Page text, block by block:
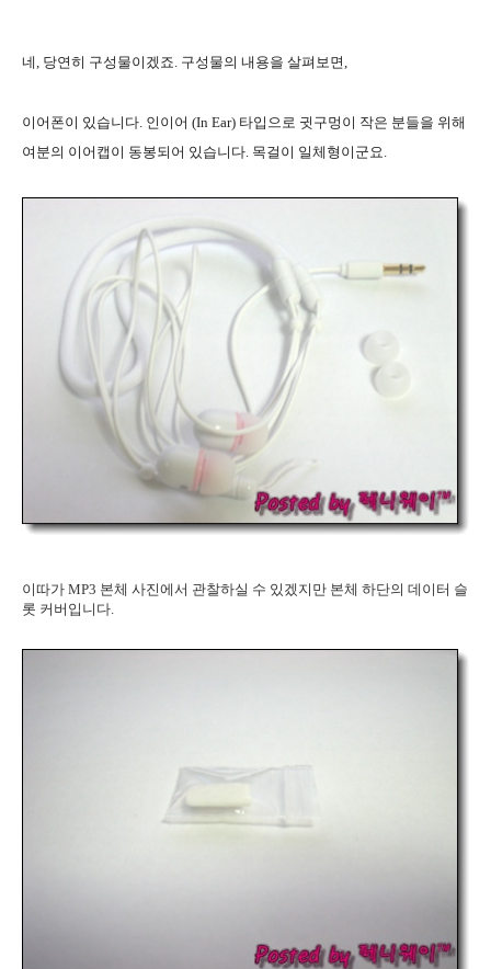
네, 당연히 구성물이겠죠. 구성물의 내용을 살펴보면,
이어폰이 있습니다. 인이어 (In Ear) 타입으로 귓구멍이 작은 분들을 위해
여분의 이어캡이 동봉되어 있습니다. 목걸이 일체형이군요.
이따가 MP3 본체 사진에서 관찰하실 수 있겠지만 본체 하단의 데이터 슬
롯 커버입니다.